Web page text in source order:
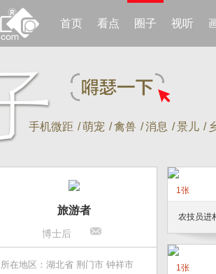
首页 看点 圈子 视听
手机微距 /萌宠 /禽兽 /消息 /景儿 /
旅游者
博士后
所在地区：湖北省 荆门市 钟祥市
1张
农技员进
1张